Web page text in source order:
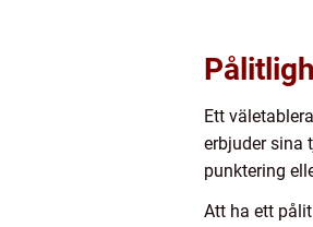
Ett
erbjuder sina
punktering
Att ha ett